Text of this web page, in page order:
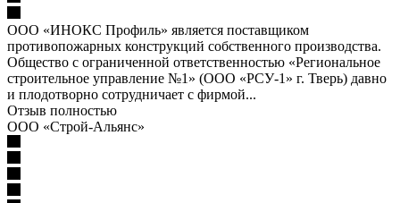
ООО «ИНОКС Профиль» является поставщиком
противопожарных конструкций собственного производства.
Общество с ограниченной ответственностью «Региональное
строительное управление №1» (ООО «РСУ-1» г. Тверь) давно
и плодотворно сотрудничает с фирмой...
Отзыв полностью
ООО «Строй-Альянс»